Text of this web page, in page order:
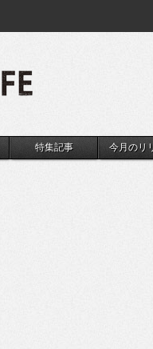
特集記事 今月のリ